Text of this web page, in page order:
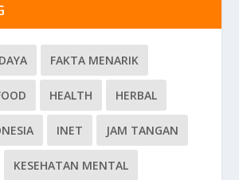
FAKTA MENARIK
HEALTH HERBAL
INET JAM TANGAN
KESEHATAN MENTAL